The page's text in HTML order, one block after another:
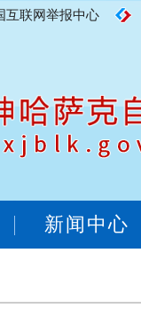
互联网举报中心
新闻中心